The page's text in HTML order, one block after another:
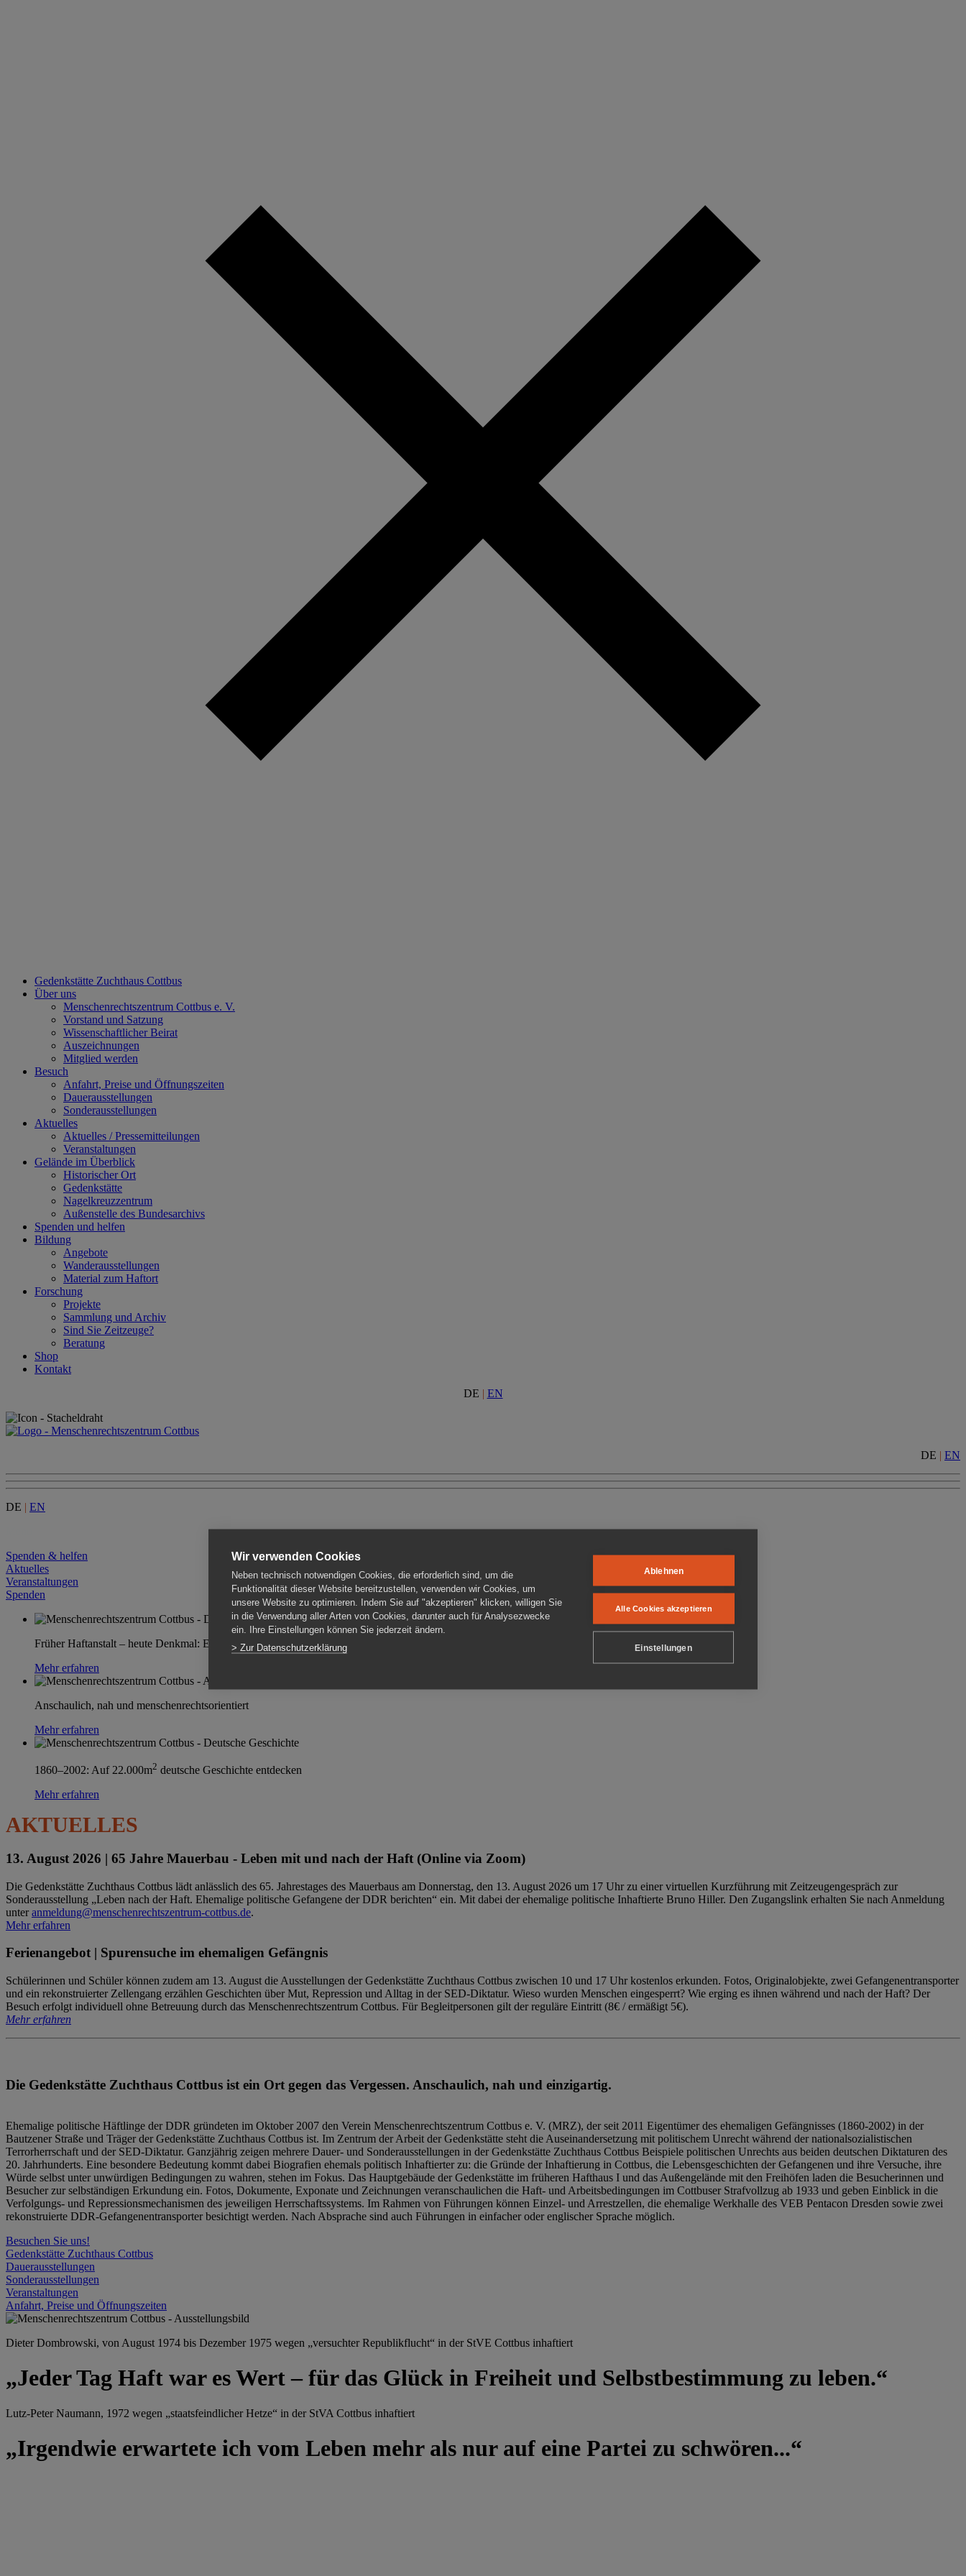
Gedenkstätte Zuchthaus Cottbus
Über uns
Menschenrechtszentrum Cottbus e. V.
Vorstand und Satzung
Wissenschaftlicher Beirat
Auszeichnungen
Mitglied werden
Besuch
Anfahrt, Preise und Öffnungszeiten
Dauerausstellungen
Sonderausstellungen
Aktuelles
Aktuelles / Pressemitteilungen
Veranstaltungen
Gelände im Überblick
Historischer Ort
Gedenkstätte
Nagelkreuzzentrum
Außenstelle des Bundesarchivs
Spenden und helfen
Bildung
Angebote
Wanderausstellungen
Material zum Haftort
Forschung
Projekte
Sammlung und Archiv
Sind Sie Zeitzeuge?
Beratung
Shop
Kontakt
DE | EN
DE | EN
DE | EN
Spenden & helfen
Aktuelles
Veranstaltungen
Spenden
Früher Haftanstalt – heute Denkmal: Einen Ort im Wandel erleben
Mehr erfahren
Anschaulich, nah und menschenrechtsorientiert
Mehr erfahren
1860–2002: Auf 22.000m2 deutsche Geschichte entdecken
Mehr erfahren
AKTUELLES
13. August 2026 | 65 Jahre Mauerbau - Leben mit und nach der Haft (Online via Zoom)
Die Gedenkstätte Zuchthaus Cottbus lädt anlässlich des 65. Jahrestages des Mauerbaus am Donnerstag, den 13. August 2026 um 17 Uhr zu einer virtuellen Kurzführung mit Zeitzeugengespräch zur
Sonderausstellung „Leben nach der Haft. Ehemalige politische Gefangene der DDR berichten“ ein. Mit dabei der ehemalige politische Inhaftierte Bruno Hiller. Den Zugangslink erhalten Sie nach Anmeldung
unteranmeldung@menschenrechtszentrum-cottbus.de.
Mehr erfahren
Ferienangebot | Spurensuche im ehemaligen Gefängnis
Schülerinnen und Schüler können zudem am 13. August die Ausstellungen der Gedenkstätte Zuchthaus Cottbus zwischen 10 und 17 Uhr kostenlos erkunden. Fotos, Originalobjekte, zwei Gefangenentransporter
und ein rekonstruierter Zellengang erzählen Geschichten über Mut, Repression und Alltag in der SED-Diktatur. Wieso wurden Menschen eingesperrt? Wie erging es ihnen während und nach der Haft? Der
Besuch erfolgt individuell ohne Betreuung durch das Menschenrechtszentrum Cottbus. Für Begleitpersonen gilt der reguläre Eintritt (8€ / ermäßigt 5€).
Mehr erfahren
Die Gedenkstätte Zuchthaus Cottbus ist ein Ort gegen das Vergessen. Anschaulich, nah und einzigartig.
Ehemalige politische Häftlinge der DDR gründeten im Oktober 2007 den Verein Menschenrechtszentrum Cottbus e. V. (MRZ), der seit 2011 Eigentümer des ehemaligen Gefängnisses (1860-2002) in der
Bautzener Straße und Träger der Gedenkstätte Zuchthaus Cottbus ist. Im Zentrum der Arbeit der Gedenkstätte steht die Auseinandersetzung mit politischem Unrecht während der nationalsozialistischen
Terrorherrschaft und der SED-Diktatur. Ganzjährig zeigen mehrere Dauer- und Sonderausstellungen in der Gedenkstätte Zuchthaus Cottbus Beispiele politischen Unrechts aus beiden deutschen Diktaturen des
20. Jahrhunderts. Eine besondere Bedeutung kommt dabei Biografien ehemals politisch Inhaftierter zu: die Gründe der Inhaftierung in Cottbus, die Lebensgeschichten der Gefangenen und ihre Versuche, ihre
Würde selbst unter unwürdigen Bedingungen zu wahren, stehen im Fokus. Das Hauptgebäude der Gedenkstätte im früheren Hafthaus I und das Außengelände mit den Freihöfen laden die Besucherinnen und
Besucher zur selbständigen Erkundung ein. Fotos, Dokumente, Exponate und Zeichnungen veranschaulichen die Haft- und Arbeitsbedingungen im Cottbuser Strafvollzug ab 1933 und geben Einblick in die
Verfolgungs- und Repressionsmechanismen des jeweiligen Herrschaftssystems. Im Rahmen von Führungen können Einzel- und Arrestzellen, die ehemalige Werkhalle des VEB Pentacon Dresden sowie zwei
rekonstruierte DDR-Gefangenentransporter besichtigt werden. Nach Absprache sind auch Führungen in einfacher oder englischer Sprache möglich.
Besuchen Sie uns!
Gedenkstätte Zuchthaus Cottbus
Dauerausstellungen
Sonderausstellungen
Veranstaltungen
Anfahrt, Preise und Öffnungszeiten
Dieter Dombrowski, von August 1974 bis Dezember 1975 wegen „versuchter Republikflucht“ in der StVE Cottbus inhaftiert
„Jeder Tag Haft war es Wert – für das Glück in Freiheit und Selbstbestimmung zu leben.“
Lutz-Peter Naumann, 1972 wegen „staatsfeindlicher Hetze“ in der StVA Cottbus inhaftiert
„Irgendwie erwartete ich vom Leben mehr als nur auf eine Partei zu schwören...“
Wir verwenden Cookies
Neben technisch notwendigen Cookies, die erforderlich sind, um die
Funktionalität dieser Website bereitzustellen, verwenden wir Cookies, um
unsere Website zu optimieren. Indem Sie auf "akzeptieren" klicken, willigen Sie
in die Verwendung aller Arten von Cookies, darunter auch für Analysezwecke
ein. Ihre Einstellungen können Sie jederzeit ändern.
> Zur Datenschutzerklärung
Ablehnen
Alle Cookies akzeptieren
Einstellungen